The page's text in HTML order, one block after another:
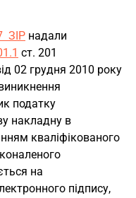
ЗІР надали
ст. 201
02 грудня 2010 року
податку
накладну в
кваліфікованого
на
підпису,